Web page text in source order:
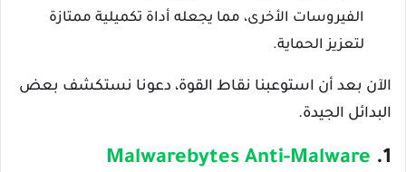
الفيروسات الأخرى، مما يجعله أداة تكميلية ممتازة
لتعزيز الحماية.
الآن بعد أن استوعبنا نقاط القوة، دعونا نستكشف بعض
البدائل الجيدة.
1.
Malwarebytes Anti-Malware